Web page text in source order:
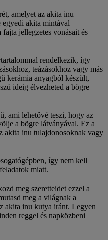
amelyet az akita inu
akita mintával
jellegzetes vonásait és
rendelkezik, így
teázásokhoz vagy más
kerámia anyagból készült,
ideig élvezheted a bögre
ami lehetővé teszi, hogy az
a bögre látványával. Ez a
akita inu tulajdonosoknak vagy
így nem kell
miatt.
meg szeretteidet ezzel a
meg a világnak a
akita inu kutya iránt. Legyen
reggel és napközbeni